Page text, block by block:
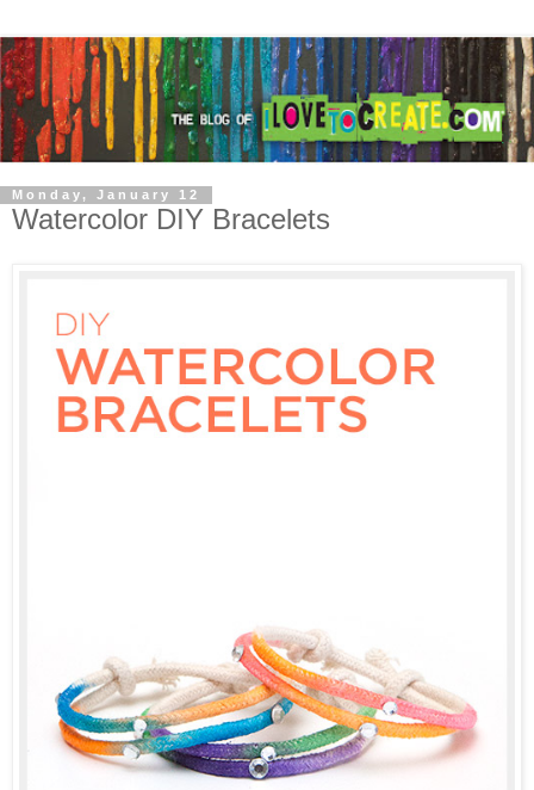
Monday, January 12
Watercolor DIY Bracelets